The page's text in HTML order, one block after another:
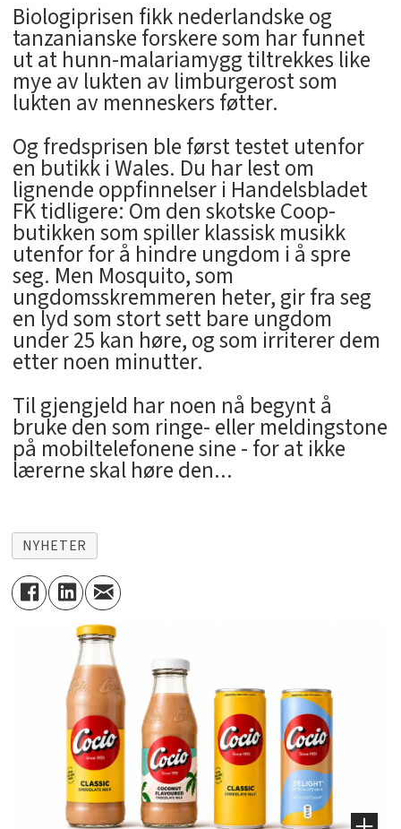
Biologiprisen fikk nederlandske og
tanzanianske forskere som har funnet
ut at hunn-malariamygg tiltrekkes like
mye av lukten av limburgerost som
lukten av menneskers føtter.
Og fredsprisen ble først testet utenfor
en butikk i Wales. Du har lest om
lignende oppfinnelser i Handelsbladet
FK tidligere: Om den skotske Coop-
butikken som spiller klassisk musikk
utenfor for å hindre ungdom i å spre
seg. Men Mosquito, som
ungdomsskremmeren heter, gir fra seg
en lyd som stort sett bare ungdom
under 25 kan høre, og som irriterer dem
etter noen minutter.
Til gjengjeld har noen nå begynt å
bruke den som ringe- eller meldingstone
på mobiltelefonene sine - for at ikke
lærerne skal høre den...
NYHETER